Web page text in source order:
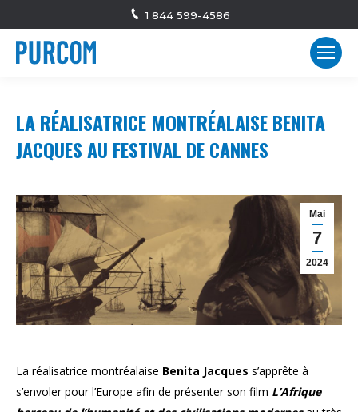
1 844 599-4586
LA RÉALISATRICE MONTRÉALAISE BENITA
JACQUES AU FESTIVAL DE CANNES
Mai
7
2024
La réalisatrice montréalaise Benita Jacques s’apprête à
s’envoler pour l’Europe afin de présenter son film L’Afrique